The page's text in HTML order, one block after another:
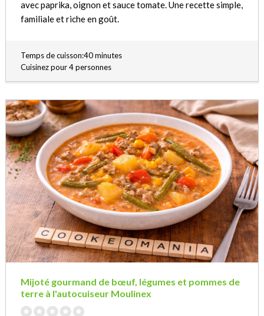
avec paprika, oignon et sauce tomate. Une recette simple,
familiale et riche en goût.
Temps de cuisson:40 minutes
Cuisinez pour 4 personnes
Mijoté gourmand de bœuf, légumes et pommes de
terre à l'autocuiseur Moulinex